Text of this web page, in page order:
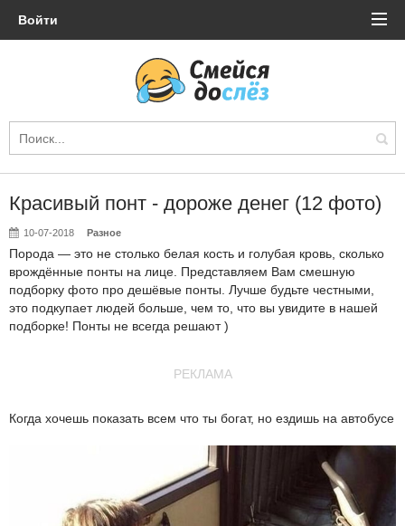
Войти
Красивый понт - дороже денег (12 фото)
10-07-2018 Разное
Порода — это не столько белая кость и голубая кровь, сколько
врождённые понты на лице. Представляем Вам смешную
подборку фото про дешёвые понты. Лучше будьте честными,
это подкупает людей больше, чем то, что вы увидите в нашей
подборке! Понты не всегда решают )
РЕКЛАМА
Когда хочешь показать всем что ты богат, но ездишь на автобусе